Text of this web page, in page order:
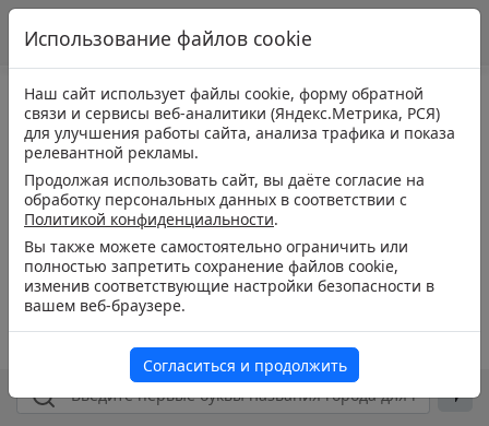
Использование файлов cookie
Наш сайт использует файлы cookie, форму обратной
связи и сервисы веб-аналитики (Яндекс.Метрика, РСЯ)
для улучшения работы сайта, анализа трафика и показа
релевантной рекламы.
Продолжая использовать сайт, вы даёте согласие на
обработку персональных данных в соответствии с
Политикой конфиденциальности.
Вы также можете самостоятельно ограничить или
полностью запретить сохранение файлов cookie,
изменив соответствующие настройки безопасности в
вашем веб-браузере.
Согласиться и продолжить